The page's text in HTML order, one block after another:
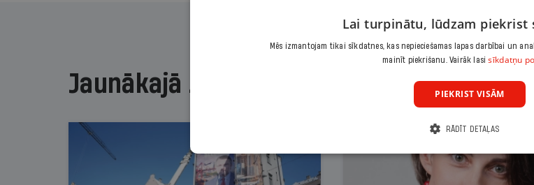
Jaunākajā žurnālā
Lai turpinātu, lūdzam piekrist
Mēs izmantojam tikai sīkdatnes, kas nepieciešamas lapas darbībai un
mainīt piekrišanu. Vairāk lasisīkdatņu
PIEKRIST VISĀM
RĀDĪT DETAĻAS